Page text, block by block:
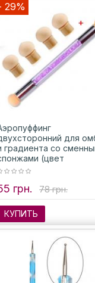
29%
для
градиента со
(цвет
грн. 78 грн.
КУПИТЬ